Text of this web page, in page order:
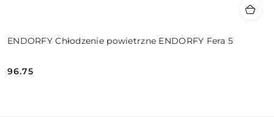
ENDORFY Chłodzenie powietrzne ENDORFY Fera 5
Cena:
96.75